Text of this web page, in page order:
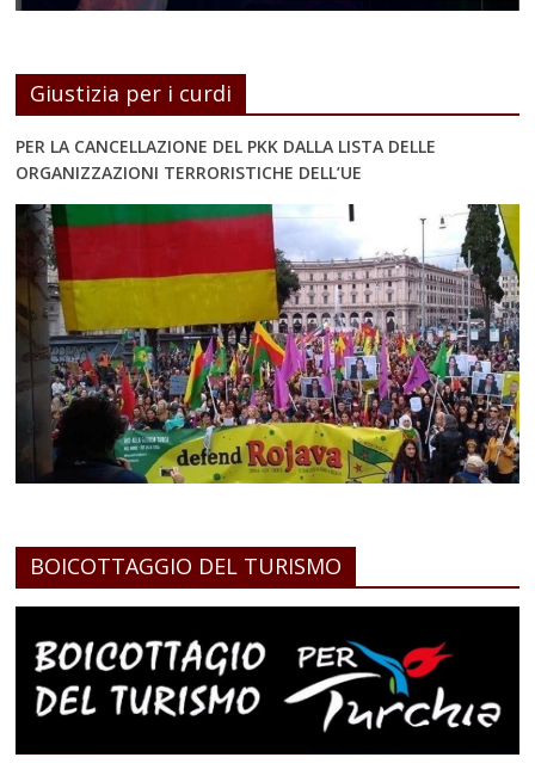
Giustizia per i curdi
PER LA CANCELLAZIONE DEL PKK DALLA LISTA DELLE
ORGANIZZAZIONI TERRORISTICHE DELL’UE
BOICOTTAGGIO DEL TURISMO